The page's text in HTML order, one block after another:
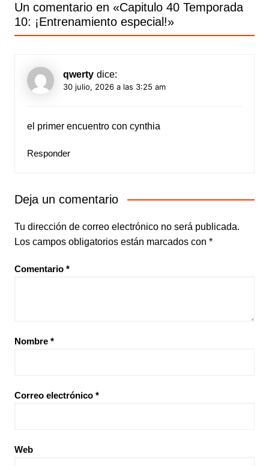
Un comentario en «Capitulo 40 Temporada
10: ¡Entrenamiento especial!»
qwerty dice:
30 julio, 2026 a las 3:25 am
el primer encuentro con cynthia
Responder
Deja un comentario
Tu dirección de correo electrónico no será publicada.
Los campos obligatorios están marcados con *
Comentario *
Nombre *
Correo electrónico *
Web